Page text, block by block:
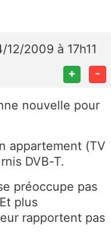
12/2009 à 17h11
+ -
nouvelle pour
appartement (TV
DVB-T.
préoccupe pas
plus
rapportent pas